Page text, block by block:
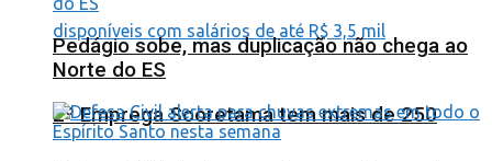
2º Emprega Sooretama tem mais de 250
Pedágio sobe, mas duplicação não chega ao
Norte do ES